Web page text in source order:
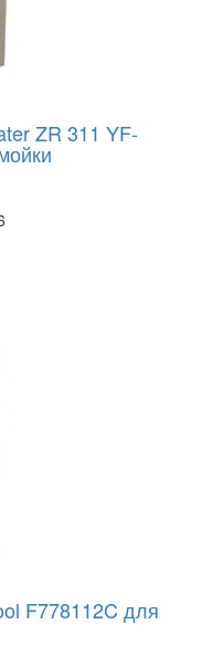
ZR 311 YF-
F778112C для